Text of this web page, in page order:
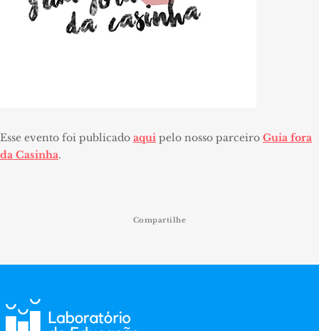
Esse evento foi publicado aqui pelo nosso parceiro Guia fora
da Casinha.
Compartilhe